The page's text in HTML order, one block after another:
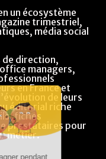
un écosystème
trimestriel,
média social
de direction,
managers,
en France et
de leurs
éditorial riche
fiches
prestataires pour
métier.